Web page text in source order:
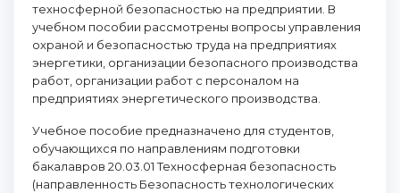
техносферной безопасностью на предприятии. В
учебном пособии рассмотрены вопросы управления
охраной и безопасностью труда на предприятиях
энергетики, организации безопасного производства
работ, организации работ с персоналом на
предприятиях энергетического производства.
Учебное пособие предназначено для студентов,
обучающихся по направлениям подготовки
бакалавров 20.03.01 Техносферная безопасность
(направленность Безопасность технологических